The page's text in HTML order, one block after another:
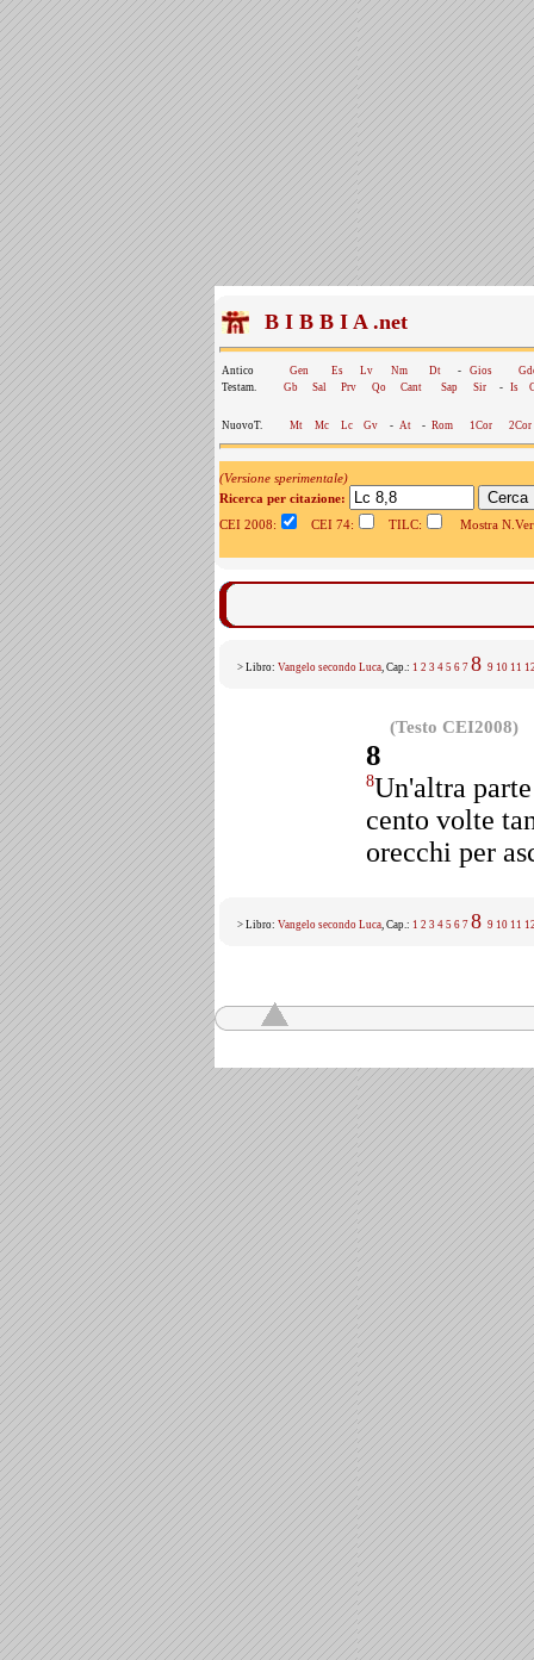
B I B B I A .net
Antico Gen Es Lv Nm Dt - Gios
Testam.
Gb Sal Prv Qo Cant Sap Sir - Is
NuovoT. Mt Mc Lc Gv - At - Rom 1Cor 2Cor
(Versione sperimentale)
Ricerca per citazione:
CEI 2008:
CEI 74: TILC: Mostra
> Libro: Vangelo secondo Luca, Cap.: 1 2 3 4 5 6 7 8 9 10 11
(Testo CEI2008)
8
8Un'altra
cento volte
orecchi per
> Libro: Vangelo secondo Luca, Cap.: 1 2 3 4 5 6 7 8 9 10 11